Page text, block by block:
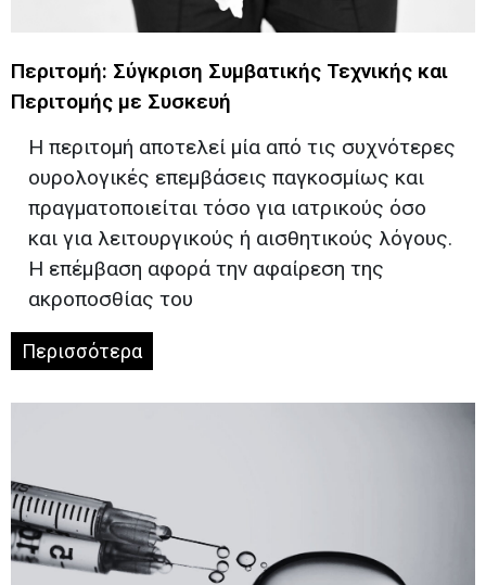
Περιτομή: Σύγκριση Συμβατικής Τεχνικής και
Περιτομής με Συσκευή
Η περιτομή αποτελεί μία από τις συχνότερες
ουρολογικές επεμβάσεις παγκοσμίως και
πραγματοποιείται τόσο για ιατρικούς όσο
και για λειτουργικούς ή αισθητικούς λόγους.
Η επέμβαση αφορά την αφαίρεση της
ακροποσθίας του
Περισσότερα